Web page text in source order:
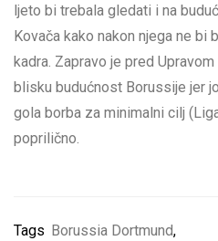
ljeto bi trebala gledati i na
Kovača kako nakon njega ne bi
kadra. Zapravo je pred
blisku budućnost Borussije jer
gola borba za minimalni cilj
poprilično.
Tags Borussia Dortmund,